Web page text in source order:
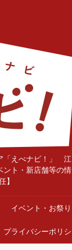
「えべナビ！」 江
ント・新店舗等の情
】
イベント・お祭り
プライバシーポリ